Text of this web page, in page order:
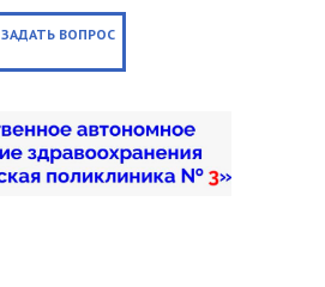
ЗАДАТЬ ВОПРОС